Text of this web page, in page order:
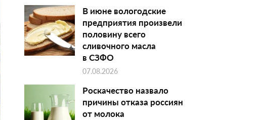
В июне вологодские
предприятия произвели
половину всего
сливочного масла
в СЗФО
07.08.2026
Роскачество назвало
причины отказа россиян
от молока